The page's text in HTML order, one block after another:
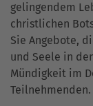
gelingendem
christlichen
Sie Angebote,
und Seele in
Mündigkeit im
Teilnehmenden.